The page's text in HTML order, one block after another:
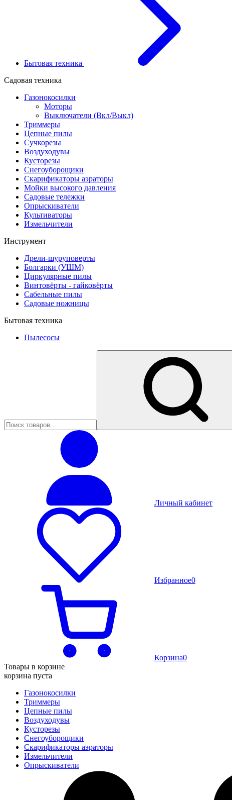
Бытовая техника
Садовая техника
Газонокосилки
Моторы
Выключатели (Вкл/Выкл)
Триммеры
Цепные пилы
Cучкорезы
Воздуходувы
Кусторезы
Снегоуборощики
Скарификаторы аэраторы
Мойки высокого давления
Садовые тележки
Опрыскиватели
Культиваторы
Измельчители
Инструмент
Дрели-шуруповерты
Болгарки (УШМ)
Циркулярные пилы
Винтовёрты - гайковёрты
Сабельные пилы
Садовые ножницы
Бытовая техника
Пылесосы
Личный кабинет
Избранное0
Корзина0
Товары в корзине
корзина пуста
Газонокосилки
Триммеры
Цепные пилы
Воздуходувы
Кусторезы
Снегоуборощики
Скарификаторы аэраторы
Измельчители
Опрыскиватели